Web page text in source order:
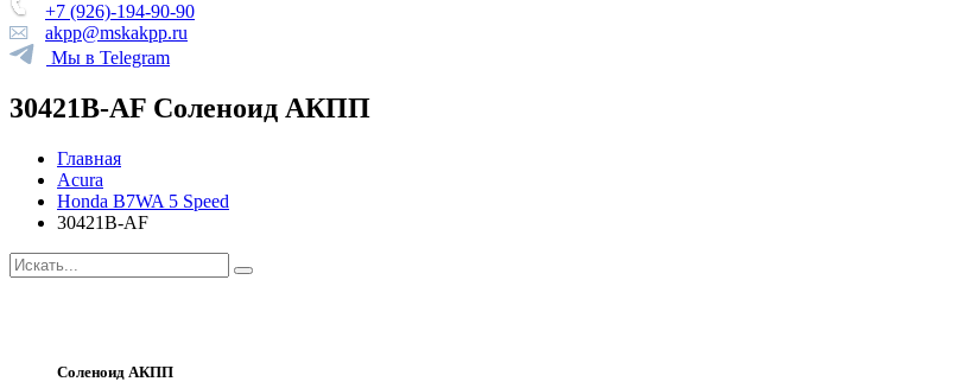
+7 (926)-194-90-90
akpp@mskakpp.ru
Мы в Telegram
30421B-AF Соленоид АКПП
Главная
Acura
Honda B7WA 5 Speed
30421B-AF
Соленоид АКПП